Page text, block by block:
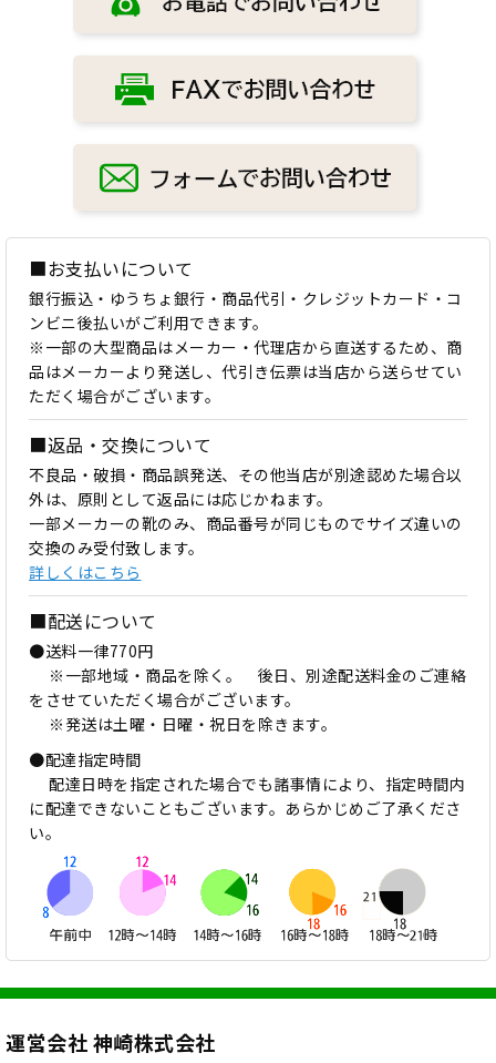
■お支払いについて
銀行振込・ゆうちょ銀行・商品代引・クレジットカード・コ
ンビニ後払いがご利用できます。
※一部の大型商品はメーカー・代理店から直送するため、商
品はメーカーより発送し、代引き伝票は当店から送らせてい
ただく場合がございます。
■返品・交換について
不良品・破損・商品誤発送、その他当店が別途認めた場合以
外は、原則として返品には応じかねます。
一部メーカーの靴のみ、商品番号が同じものでサイズ違いの
交換のみ受付致します。
詳しくはこちら
■配送について
●送料一律770円
※一部地域・商品を除く。 後日、別途配送料金のご連絡
をさせていただく場合がございます。
※発送は土曜・日曜・祝日を除きます。
●配達指定時間
配達日時を指定された場合でも諸事情により、指定時間内
に配達できないこともございます。あらかじめご了承くださ
い。
運営会社 神崎株式会社